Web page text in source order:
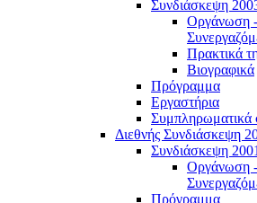
Συνδιάσκεψη
Οργάνωση -
Πρακτικά
Βιογραφικά
Πρόγραμμα
Εργαστήρια
Συμπληρωματικά
Διεθνής Συνδιάσκεψη
Συνδιάσκεψη 2001
Οργάνωση -
Πρόγραμμα